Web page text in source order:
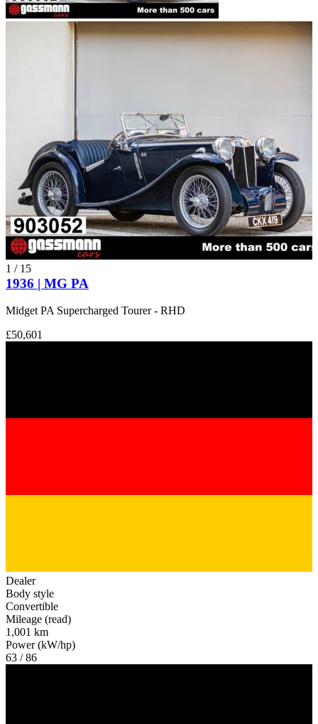
1 / 15
1936 | MG PA
Midget PA Supercharged Tourer - RHD
£50,601
Dealer
Body style
Convertible
Mileage (read)
1,001 km
Power (kW/hp)
63 / 86